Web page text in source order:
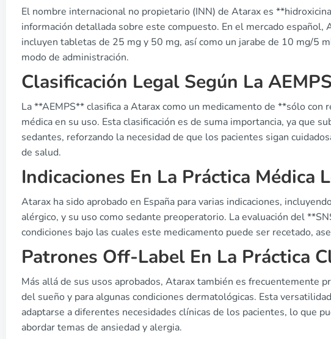
El nombre internacional no propietario (INN) de Atarax es
información detallada sobre este compuesto. En el mercado español,
incluyen tabletas de 25 mg y 50 mg, así como un jarabe de 10 mg/5
modo de administración.
Clasificación Legal Según La AEMPS
La **AEMPS** clasifica a Atarax como un medicamento de **sólo
médica en su uso. Esta clasificación es de suma importancia, ya que
sedantes, reforzando la necesidad de que los pacientes sigan
de salud.
Indicaciones En La Práctica Médica
Atarax ha sido aprobado en España para varias indicaciones,
alérgico, y su uso como sedante preoperatorio. La evaluación del
condiciones bajo las cuales este medicamento puede ser recetado,
Patrones Off-Label En La Práctica
Más allá de sus usos aprobados, Atarax también es frecuentemente
del sueño y para algunas condiciones dermatológicas. Esta
adaptarse a diferentes necesidades clínicas de los pacientes, lo que
abordar temas de ansiedad y alergia.